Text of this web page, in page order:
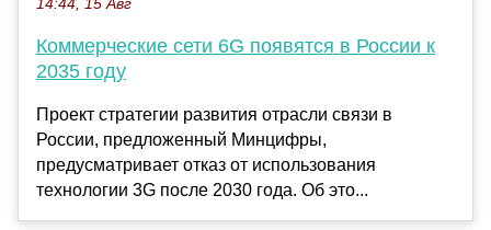
14:44, 15 Авг
Коммерческие сети 6G появятся в России к
2035 году
Проект стратегии развития отрасли связи в
России, предложенный Минцифры,
предусматривает отказ от использования
технологии 3G после 2030 года. Об это...